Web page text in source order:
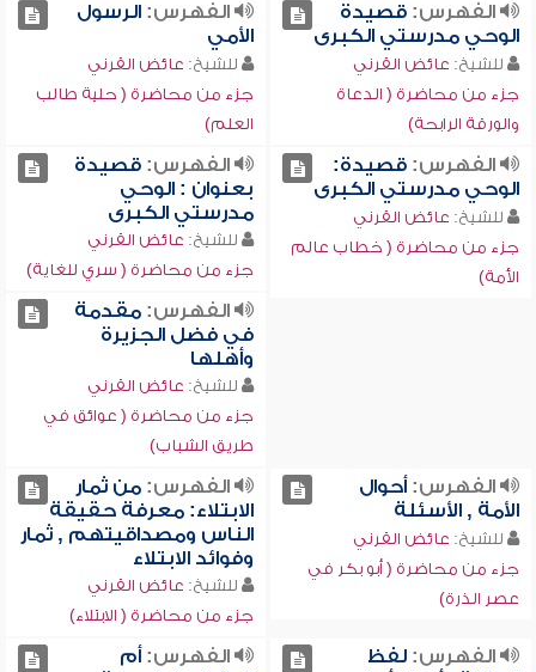
الفهرس:قصيدة
الوحي مدرستي الكبرى
للشيخ: عائض القرني
جزء من محاضرة ( الدعاة
والورقة الرابحة)
الفهرس:الرسول
الأمي
للشيخ: عائض القرني
جزء من محاضرة ( حلية طالب
العلم)
الفهرس:قصيدة:
الوحي مدرستي الكبرى
للشيخ: عائض القرني
جزء من محاضرة ( خطاب عالم
الأمة)
الفهرس:قصيدة
بعنوان : الوحي
مدرستي الكبرى
للشيخ: عائض القرني
جزء من محاضرة ( سري للغاية)
الفهرس:مقدمة
في فضل الجزيرة
وأهلها
للشيخ: عائض القرني
جزء من محاضرة ( عوائق في
طريق الشباب)
الفهرس:أحوال
الأمة , الأسئلة
للشيخ: عائض القرني
جزء من محاضرة ( أبو بكر في
عصر الذرة)
الفهرس:من ثمار
الابتلاء: معرفة حقيقة
الناس ومصداقيتهم , ثمار
وفوائد الابتلاء
للشيخ: عائض القرني
جزء من محاضرة ( الابتلاء)
الفهرس:لفظ
الفهرس:أم